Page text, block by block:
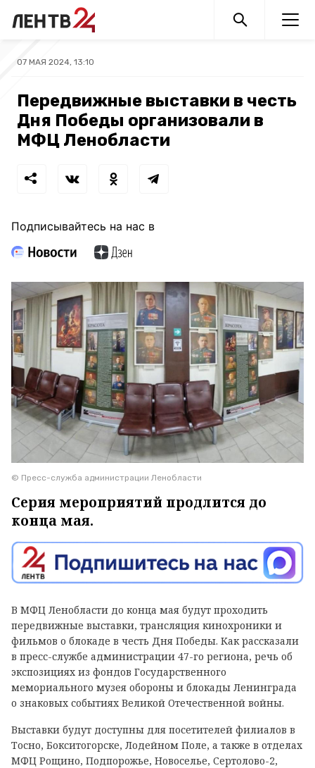
07 МАЯ 2024, 13:10
Передвижные выставки в честь
Дня Победы организовали в
МФЦ Ленобласти
Подписывайтесь на нас в
© Пресс-служба администрации Ленобласти
Серия мероприятий продлится до
конца мая.
В МФЦ Ленобласти до конца мая будут проходить
передвижные выставки, трансляция кинохроники и
фильмов о блокаде в честь Дня Победы. Как рассказали
в пресс-службе администрации 47-го региона, речь об
экспозициях из фондов Государственного
мемориального музея обороны и блокады Ленинграда
о знаковых событиях Великой Отечественной войны.
Выставки будут доступны для посетителей филиалов в
Тосно, Бокситогорске, Лодейном Поле, а также в отделах
МФЦ Рощино, Подпорожье, Новоселье, Сертолово-2,